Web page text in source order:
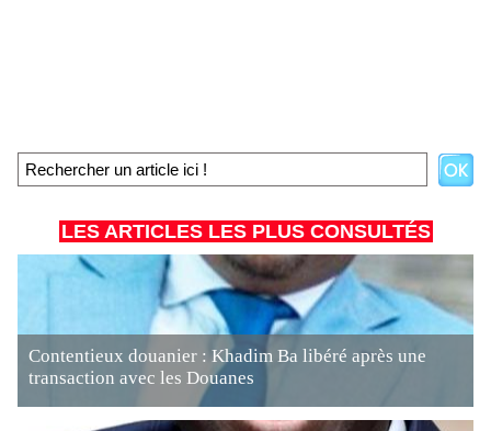
LES ARTICLES LES PLUS CONSULTÉS
Contentieux douanier : Khadim Ba libéré après une
transaction avec les Douanes